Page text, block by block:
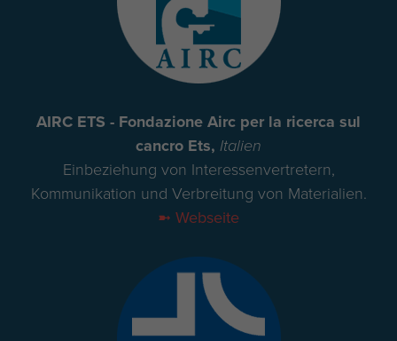
AIRC ETS - Fondazione Airc per la ricerca sul
cancro Ets, Italien
Einbeziehung von Interessenvertretern,
Kommunikation und Verbreitung von Materialien.
➼ Webseite